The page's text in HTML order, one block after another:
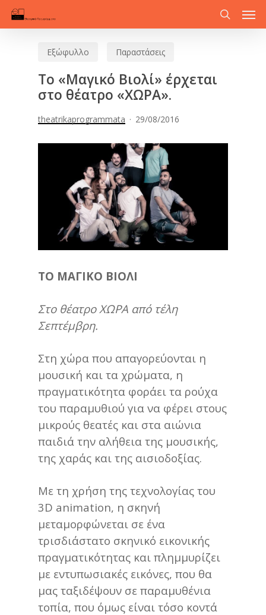
Skip
search
Εξώφυλλο Παραστάσεις
Το «Μαγικό Βιολί» έρχεται
στο θέατρο «ΧΩΡΑ».
theatrikaprogrammata 29/08/2016
ΤΟ ΜΑΓΙΚΟ ΒΙΟΛΙ
Στο θέατρο ΧΩΡΑ από τέλη
Σεπτέμβρη.
Στη χώρα που απαγορεύονται η
μουσική και τα χρώματα, η
πραγματικότητα φοράει τα ρούχα
του παραμυθιού για να φέρει στους
μικρούς θεατές και στα αιώνια
παιδιά την αλήθεια της μουσικής,
της χαράς και της αισιοδοξίας.
Με τη χρήση της τεχνολογίας του
3D animation, η σκηνή
μεταμορφώνεται σε ένα
τρισδιάστατο σκηνικό εικονικής
πραγματικότητας και πλημμυρίζει
με εντυπωσιακές εικόνες, που θα
μας ταξιδέψουν σε παραμυθένια
τοπία, που όμως είναι τόσο κοντά